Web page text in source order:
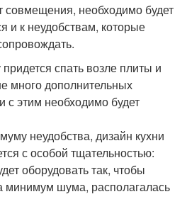
совмещения, необходимо будет
и к неудобствам, которые
спать возле плиты и
много дополнительных
с этим необходимо будет
неудобства, дизайн кухни
с особой тщательностью:
оборудовать так, чтобы
минимум шума, располагалась